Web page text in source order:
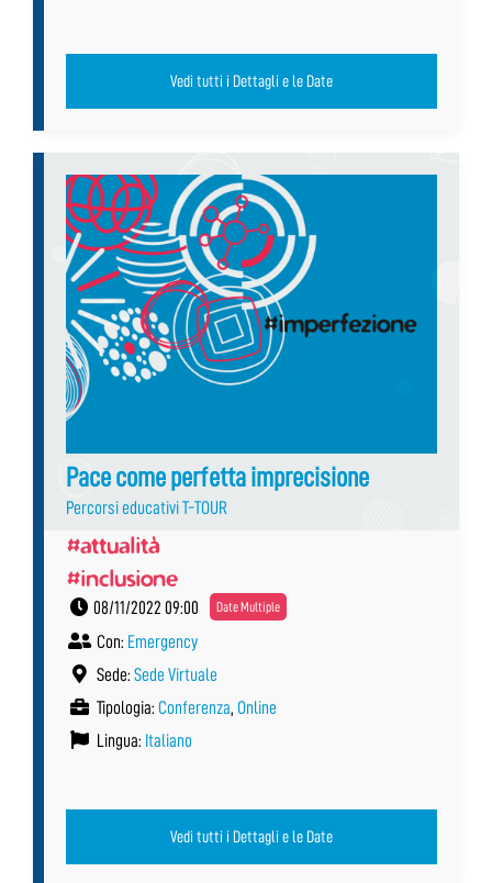
Vedi tutti i Dettagli e le Date
Pace come perfetta imprecisione
Percorsi educativi T-TOUR
#attualità
#inclusione
08/11/2022 09:00 Date Multiple
Con: Emergency
Sede: Sede Virtuale
Tipologia: Conferenza, Online
Lingua: Italiano
Vedi tutti i Dettagli e le Date